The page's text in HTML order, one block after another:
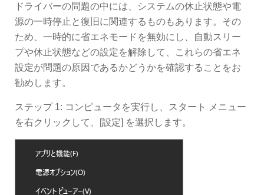
ドライバーの問題の中には、システムの休止状態や電
源の一時停止と復旧に関連するものもあります。その
ため、一時的に省エネモードを無効にし、自動スリー
プや休止状態などの設定を解除して、これらの省エネ
設定が問題の原因であるかどうかを確認することをお
勧めします。
ステップ 1: コンピュータを実行し、スタート メニュー
を右クリックして、[設定] を選択します。